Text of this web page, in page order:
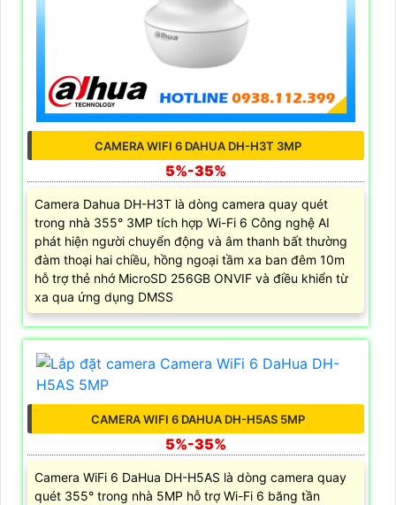
CAMERA WIFI 6 DAHUA DH-H3T 3MP
5%-35%
Camera Dahua DH-H3T là dòng camera quay quét
trong nhà 355° 3MP tích hợp Wi-Fi 6 Công nghệ AI
phát hiện người chuyển động và âm thanh bất thường
đàm thoại hai chiều, hồng ngoại tầm xa ban đêm 10m
hỗ trợ thẻ nhớ MicroSD 256GB ONVIF và điều khiển từ
xa qua ứng dụng DMSS
CAMERA WIFI 6 DAHUA DH-H5AS 5MP
5%-35%
Camera WiFi 6 DaHua DH-H5AS là dòng camera quay
quét 355° trong nhà 5MP hỗ trợ Wi-Fi 6 băng tần